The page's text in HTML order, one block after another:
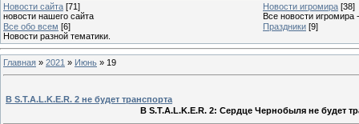
Новости сайта [71]
новости нашего сайта
Новости игромира [38]
Все новости игромира
Все обо всем [6]
Новости разной тематики.
Праздники [9]
Главная » 2021 » Июнь » 19
В S.T.A.L.K.E.R. 2 не будет транспорта
В S.T.A.L.K.E.R. 2: Сердце Чернобыля не будет